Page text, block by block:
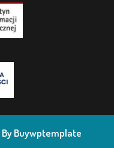
By Buywptemplate